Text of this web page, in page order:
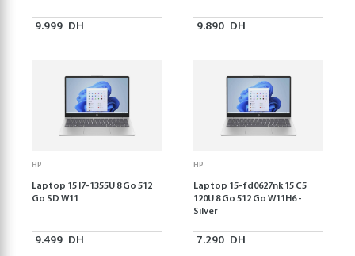
9.999 DH 9.890 DH
HP
Laptop 15 I7-1355U 8 Go 512
Go SD W11
9.499 DH
HP
Laptop 15-fd0627nk 15 C5
120U 8 Go 512 Go W11H6 -
Silver
7.290 DH